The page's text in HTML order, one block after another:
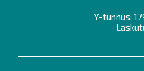
Y-tunnus: